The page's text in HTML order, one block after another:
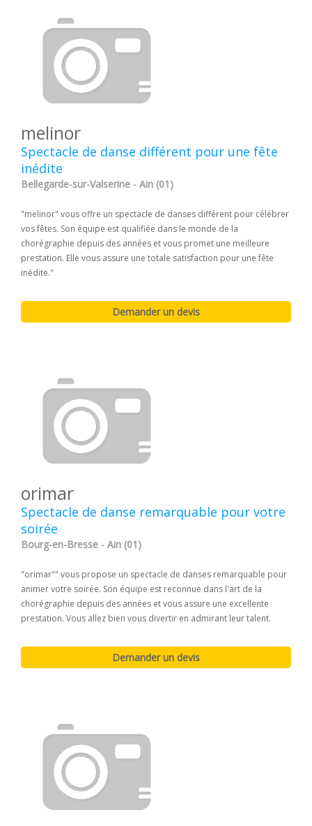
melinor
Spectacle de danse différent pour une fête
inédite
Bellegarde-sur-Valserine - Ain (01)
"melinor" vous offre un spectacle de danses différent pour célébrer
vos fêtes. Son équipe est qualifiée dans le monde de la
chorégraphie depuis des années et vous promet une meilleure
prestation. Elle vous assure une totale satisfaction pour une fête
inédite."
orimar
Spectacle de danse remarquable pour votre
soirée
Bourg-en-Bresse - Ain (01)
"orimar"" vous propose un spectacle de danses remarquable pour
animer votre soirée. Son équipe est reconnue dans l'art de la
chorégraphie depuis des années et vous assure une excellente
prestation. Vous allez bien vous divertir en admirant leur talent.